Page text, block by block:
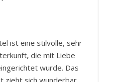
ist eine stilvolle, sehr
die mit Liebe
wurde. Das
zieht sich wunderbar